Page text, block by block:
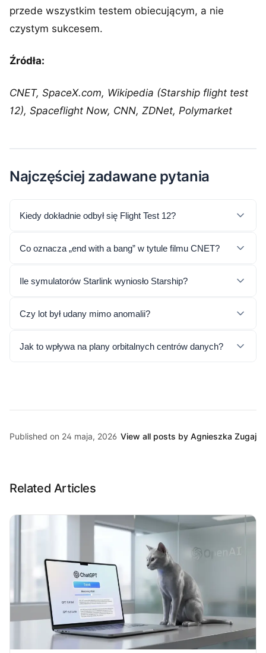
przede wszystkim testem obiecującym, a nie
czystym sukcesem.
Źródła:
CNET, SpaceX.com, Wikipedia (Starship flight test
12), Spaceflight Now, CNN, ZDNet, Polymarket
Najczęściej zadawane pytania
Kiedy dokładnie odbył się Flight Test 12?
Co oznacza „end with a bang” w tytule filmu CNET?
Ile symulatorów Starlink wyniosło Starship?
Czy lot był udany mimo anomalii?
Jak to wpływa na plany orbitalnych centrów danych?
Published on 24 maja, 2026 View all posts by Agnieszka Zugaj
Related Articles